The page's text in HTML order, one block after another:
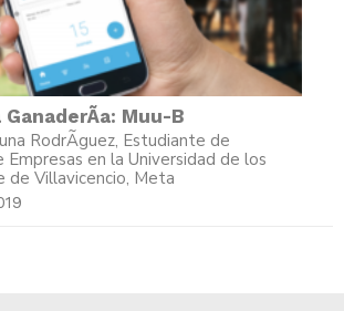
GanaderÃ­a: Muu-B
RodrÃ­guez, Estudiante de
Empresas en la Universidad de los
de Villavicencio, Meta